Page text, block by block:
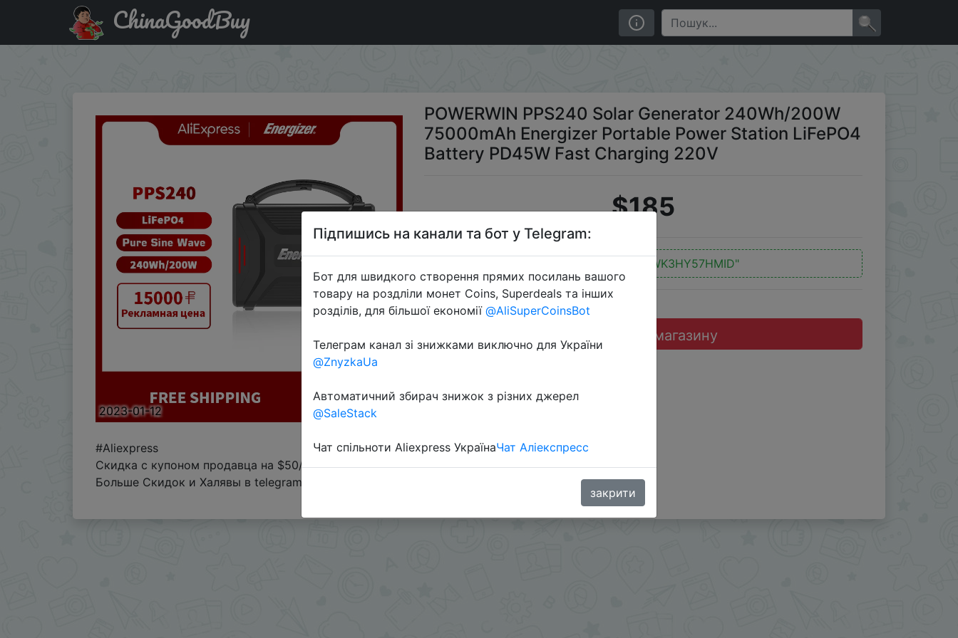
Придбати по знижці HWK3HY57HMID POWERWIN PPS240 Solar Generator 240Wh/200W 75000mAh Energizer Portable Power Station LiFePO4 Battery PD45W Fast Charging
ChinaGoodBuy
2023-01-12
POWERWIN PPS240 Solar Generator 240Wh/200W
75000mAh Energizer Portable Power Station LiFePO4
Battery PD45W Fast Charging 220V
$185
"HWK3HY57HMID"
Перейти до магазину
#Aliexpress
Скидка с купоном продавца на $50/249 - HWK3HY57HMID + промокод JAN14 на $14/140.
Больше Скидок и Халявы в telegram
Підпишись на канали та бот у Telegram:
Бот для швидкого створення прямих посилань вашого
товару на роздліли монет Coins, Superdeals та інших
розділів, для більшої економії @AliSuperCoinsBot
Телеграм канал зі знижками виключно для України
@ZnyzkaUa
Автоматичний збирач знижок з різних джерел
@SaleStack
Чат спільноти Aliexpress УкраїнаЧат Аліекспресс
закрити